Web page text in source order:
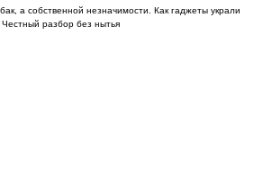
а собственной незначимости. Как гаджеты украли
Честный разбор без нытья